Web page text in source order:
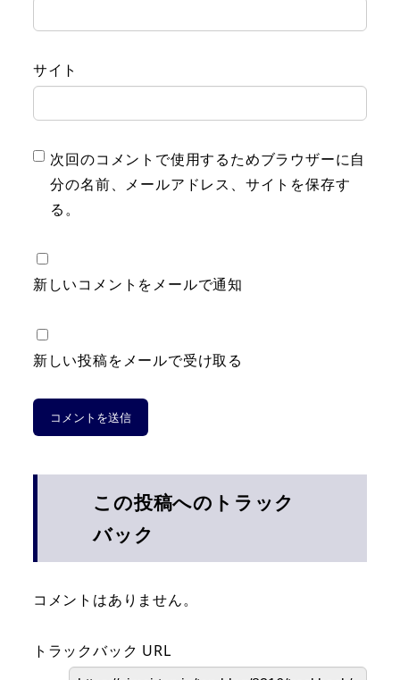
サイト
次回のコメントで使用するためブラウザーに自
分の名前、メールアドレス、サイトを保存す
る。
新しいコメントをメールで通知
新しい投稿をメールで受け取る
この投稿へのトラック
バック
コメントはありません。
トラックバック URL